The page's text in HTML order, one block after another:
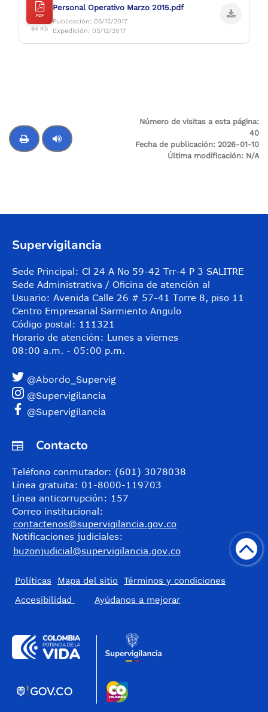
PDF
64 Kb
Personal Operativo Marzo 2015.pdf
Publicación: 05/12/2017
Expedición: 05/12/2017
Número de visitas a esta página:
40
Fecha de publicación: 2026-01-10
Última modificación: N/A
Supervigilancia
Sede Principal: Cl 24 A No 59-42 Trr-4 P 3 SALITRE
Sede Administrativa / Oficina de atención al
Usuario: Avenida Calle 26 # 57-41 Torre 8, piso 11
Centro Empresarial Sarmiento Angulo
Código postal: 111321
Horario de atención: Lunes a viernes
08:00 a.m. - 05:00 p.m.
@Abordo_Supervig
@Supervigilancia
@Supervigilancia
Contacto
Teléfono conmutador: (601) 3078038
Línea gratuita: 01-8000-119703
Línea anticorrupción: 157
Correo institucional:
contactenos@supervigilancia.gov.co
Notificaciones judiciales:
buzonjudicial@supervigilancia.gov.co
Políticas Mapa del sitio
Términos y condiciones
Accesibilidad
​Ayúdanos a mejorar